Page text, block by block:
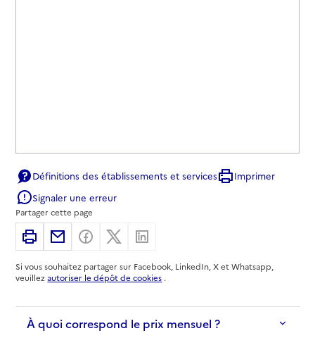
Définitions des établissements et services
Imprimer
Signaler une erreur
Partager cette page
ImprimerPartager par email
Partager sur Facebook
Partager sur X
Si vous souhaitez partager sur Facebook, LinkedIn, X et Whatsapp,
veuillezautoriser le dépôt de cookies .
À quoi correspond le prix mensuel ?